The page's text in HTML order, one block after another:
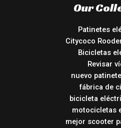
Our
Patinetes
Citycoco
Bicicletas
Revisar
nuevo
fábrica de
bicicleta
motocicletas
mejor scooter